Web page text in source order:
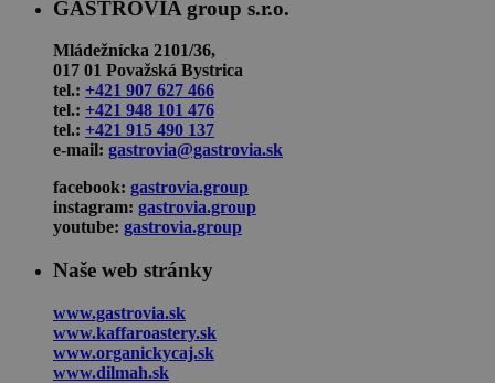
GASTROVIA group s.r.o.
Mládežnícka 2101/36,
017 01 Považská Bystrica
tel.: +421 907 627 466
tel.: +421 948 101 476
tel.: +421 915 490 137
e-mail: gastrovia@gastrovia.sk
facebook: gastrovia.group
instagram: gastrovia.group
youtube: gastrovia.group
Naše web stránky
www.gastrovia.sk
www.kaffaroastery.sk
www.organickycaj.sk
www.dilmah.sk